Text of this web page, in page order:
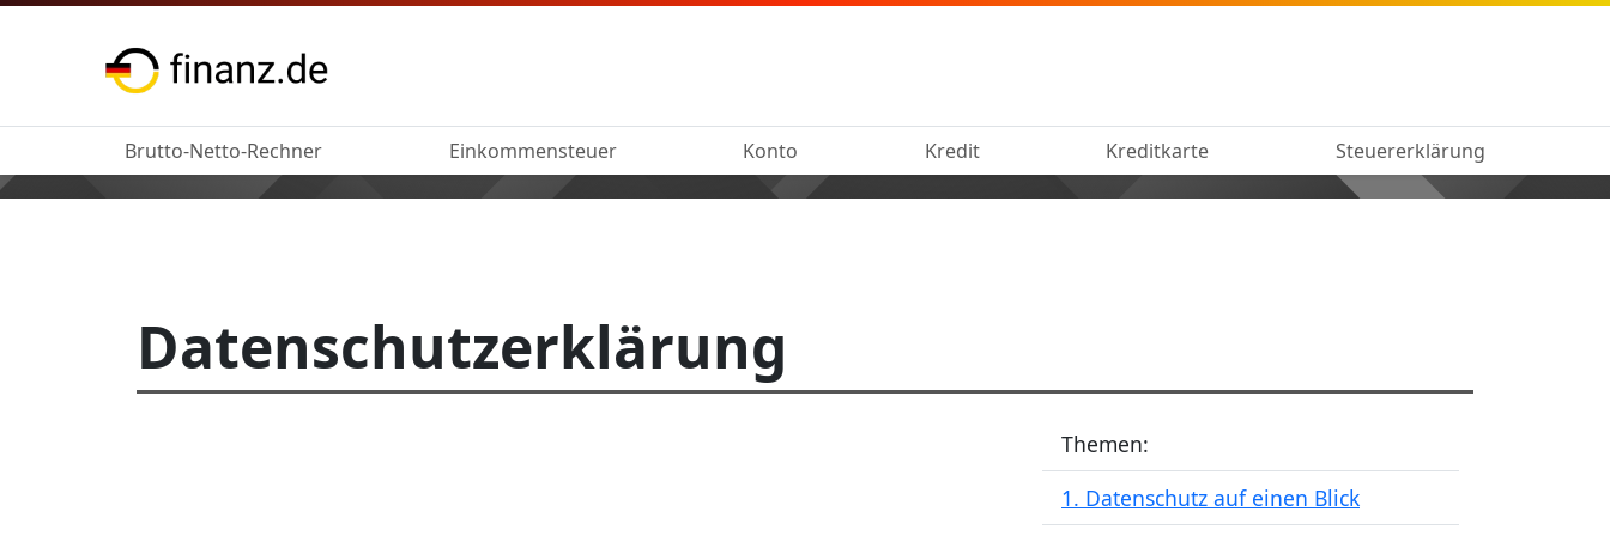
Brutto-Netto-Rechner Einkommensteuer Konto Kredit Kreditkarte Steuererklärung
Datenschutzerklärung
Themen:
1. Datenschutz auf einen Blick